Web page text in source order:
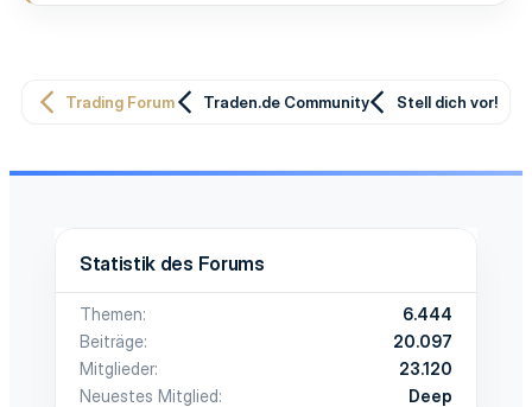
Trading Forum Traden.de Community Stell dich vor!
Statistik des Forums
Themen
6.444
Beiträge
20.097
Mitglieder
23.120
Neuestes Mitglied
Deep